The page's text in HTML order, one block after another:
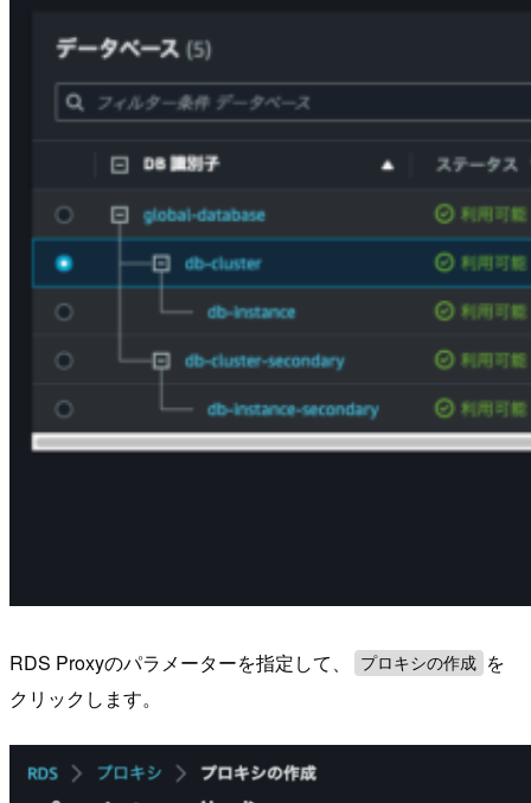
RDS Proxyのパラメーターを指定して、 プロキシの作成
を
クリックします。